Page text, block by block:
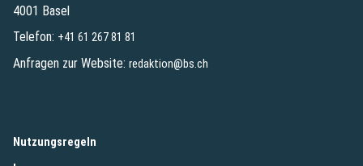
4001 Basel
Telefon: +41 61 267 81 81
Anfragen zur Website: redaktion@bs.ch
Nutzungsregeln